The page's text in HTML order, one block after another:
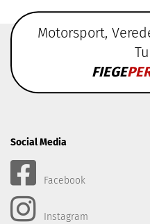
Motorsport,
FIEGE
Social Media
Facebook
Instagram